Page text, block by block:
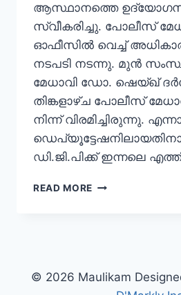
ആസ്ഥാനത്തെ
സ്വീകരിച്ചു. പോലീസ്
ഓഫീസിൽ വെച്ച്
നടപടി നടന്നു. മുൻ
മേധാവി ഡോ. ഷെയ്ഖ്
തിങ്കളാഴ്ച പോലീസ്
നിന്ന് വിരമിച്ചിരുന്നു.
ഡി.ജി.പിക്ക് ഇന്നലെ എത്തി
READ MORE
© 2026 Maulikam